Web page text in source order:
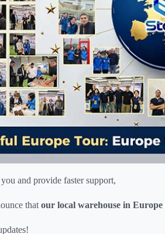
and provide faster support,
that our local warehouse in Europe